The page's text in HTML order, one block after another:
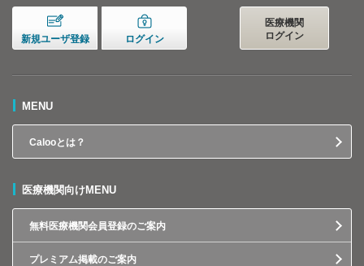
新規ユーザ登録 ログイン
医療機関
ログイン
MENU
Calooとは？
医療機関向けMENU
無料医療機関会員登録のご案内
プレミアム掲載のご案内